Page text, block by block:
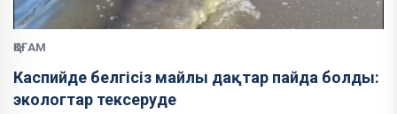
ҚОҒАМ
Каспийде белгісіз майлы дақтар пайда болды:
экологтар тексеруде